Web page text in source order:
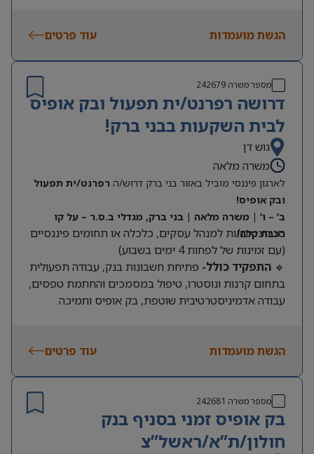
הגשת מועמדות עוד פרטים
מספר משרה242679
דרושה רפרנט/ית תפעול ובק אופיס
לבית השקעות בבני ברק!
גוש דן
משרה מלאה
לארגון פיננסי מוביל באזור בני ברק דרוש/ה רפרנט/ית תפעול
ובק אופיס!
ב’ – ו’ | משרה מלאה | בני ברק, מגדלי ב.ס.ר – על קו
רכבת קלה!
סטודנטים/ות למנהל עסקים, כלכלה או תחומים פיננסיים
(עם זמינות של לפחות 4 ימים בשבוע)
🔹 התפקיד כולל- פתיחת חשבונות בנק, עבודה תפעולית
בתחום קרנות ונוסטרו, טיפול במסמכים והחתמת טפסים,
עבודה אדמיניסטרטיבית שוטפת, בק אופיס ותמיכה
הגשת מועמדות
עוד פרטים
מספר משרה 242681
בק אופיס זמני בסניף בנק
חולון/ת”א/ראשל”צ